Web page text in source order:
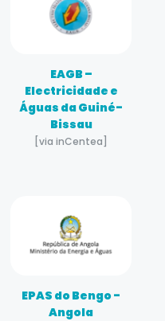
EAGB –
Electricidade e
Águas da Guiné-
Bissau
[via inCentea]
EPAS do Bengo -
Angola